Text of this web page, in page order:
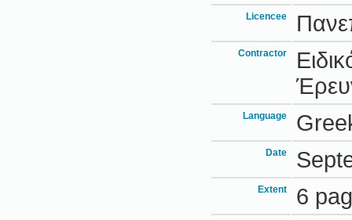
Licencee
Contractor
Language
Date
Extent 6